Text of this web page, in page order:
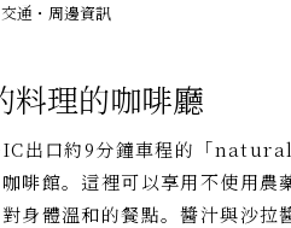
交通・周邊資訊
料理的咖啡廳
IC出口約9分鐘車程的「
啡館。這裡可以享用不使用農
身體溫和的餐點。醬汁與沙拉